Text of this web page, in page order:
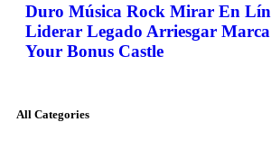
Duro Música Rock Mirar En
Liderar Legado Arriesgar
Your Bonus Castle
All Categories